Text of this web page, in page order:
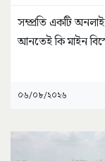
সম্প্রতি একটি
আনতেই কি মাইন
০৬/০৮/২০২৬